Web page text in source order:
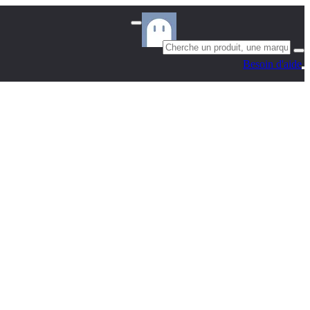
Besoin d'aide